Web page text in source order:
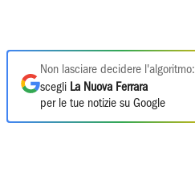
Non lasciare decidere l'algoritmo:
scegli La Nuova Ferrara
per le tue notizie su Google